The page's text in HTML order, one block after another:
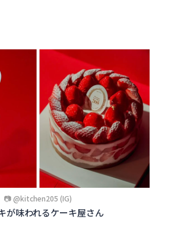
📷 @kitchen205 (IG)
が味われるケーキ屋さん